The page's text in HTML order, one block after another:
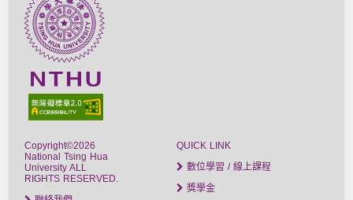
Copyright©2026
National Tsing Hua
University ALL
RIGHTS RESERVED.
QUICK LINK
數位學習 / 線上課程
獎學金